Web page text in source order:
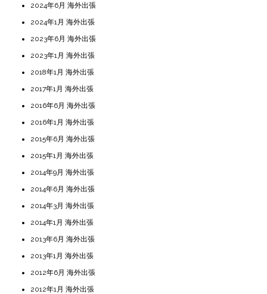
2024年6月 海外出張
2024年1月 海外出張
2023年6月 海外出張
2023年1月 海外出張
2018年1月 海外出張
2017年1月 海外出張
2016年6月 海外出張
2016年1月 海外出張
2015年6月 海外出張
2015年1月 海外出張
2014年9月 海外出張
2014年6月 海外出張
2014年3月 海外出張
2014年1月 海外出張
2013年6月 海外出張
2013年1月 海外出張
2012年6月 海外出張
2012年1月 海外出張